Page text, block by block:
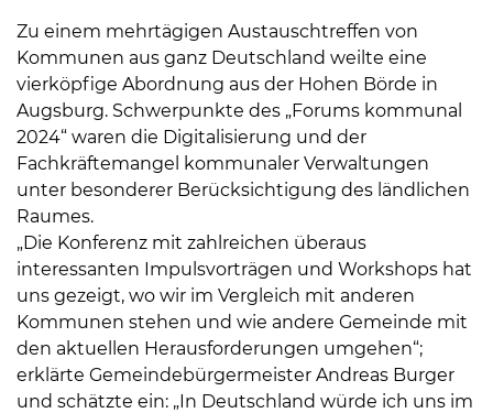
Zu einem mehrtägigen Austauschtreffen von
Kommunen aus ganz Deutschland weilte eine
vierköpfige Abordnung aus der Hohen Börde in
Augsburg. Schwerpunkte des „Forums kommunal
2024“ waren die Digitalisierung und der
Fachkräftemangel kommunaler Verwaltungen
unter besonderer Berücksichtigung des ländlichen
Raumes.
„Die Konferenz mit zahlreichen überaus
interessanten Impulsvorträgen und Workshops hat
uns gezeigt, wo wir im Vergleich mit anderen
Kommunen stehen und wie andere Gemeinde mit
den aktuellen Herausforderungen umgehen“;
erklärte Gemeindebürgermeister Andreas Burger
und schätzte ein: „In Deutschland würde ich uns im